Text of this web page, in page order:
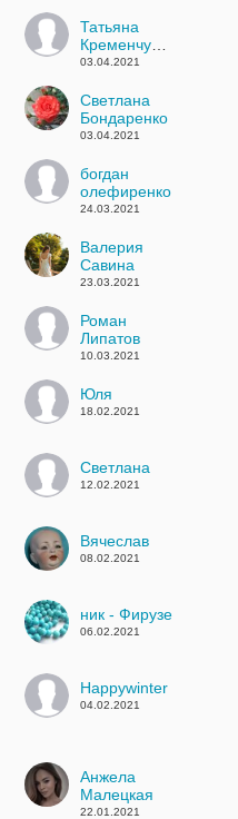
Татьяна
Кременчуцкая
03.04.2021
Светлана
Бондаренко
03.04.2021
богдан
олефиренко
24.03.2021
Валерия
Савина
23.03.2021
Роман
Липатов
10.03.2021
Юля
18.02.2021
Светлана
12.02.2021
Вячеслав
08.02.2021
ник - Фирузе
06.02.2021
Happywinter
04.02.2021
Анжела
Малецкая
22.01.2021